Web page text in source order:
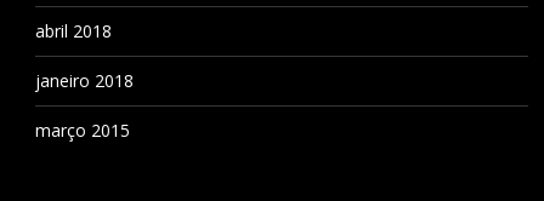
abril 2018
janeiro 2018
março 2015